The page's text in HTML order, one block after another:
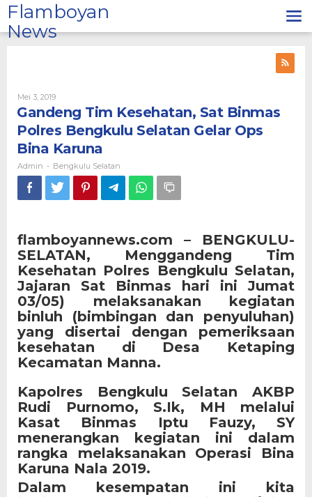
Lewati
ke
konten
Flamboyan
News
Mei 3, 2019Oleh
Gandeng Tim Kesehatan, Sat Binmas
Polres Bengkulu Selatan Gelar Ops
Bina Karuna
Admin - Bengkulu Selatan
flamboyannews.com – BENGKULU-
SELATAN, Menggandeng Tim
Kesehatan Polres Bengkulu Selatan,
Jajaran Sat Binmas hari ini Jumat
03/05) melaksanakan kegiatan
binluh (bimbingan dan penyuluhan)
yang disertai dengan pemeriksaan
kesehatan di Desa Ketaping
Kecamatan Manna.
Kapolres Bengkulu Selatan AKBP
Rudi Purnomo, S.Ik, MH melalui
Kasat Binmas Iptu Fauzy, SY
menerangkan kegiatan ini dalam
rangka melaksanakan Operasi Bina
Karuna Nala 2019.
Dalam kesempatan ini kita